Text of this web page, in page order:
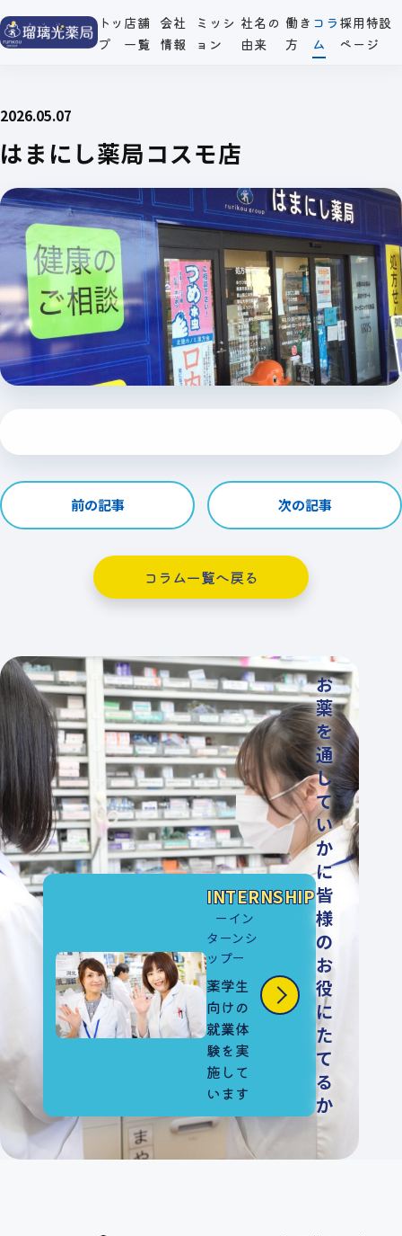
トッ
プ
店舗
一覧
会社
情報
ミッシ
ョン
社名の
由来
働き
方
コラ
ム
採用特設
ページ
2026.05.07
はまにし薬局コスモ店
前の記事 次の記事
コラム一覧へ戻る
INTERNSHIP
ーイン
ターンシ
ップー
薬学生
向けの
就業体
験を実
施して
います
お
薬
を
通
し
て
い
か
に
皆
様
の
お
役
に
た
て
る
か